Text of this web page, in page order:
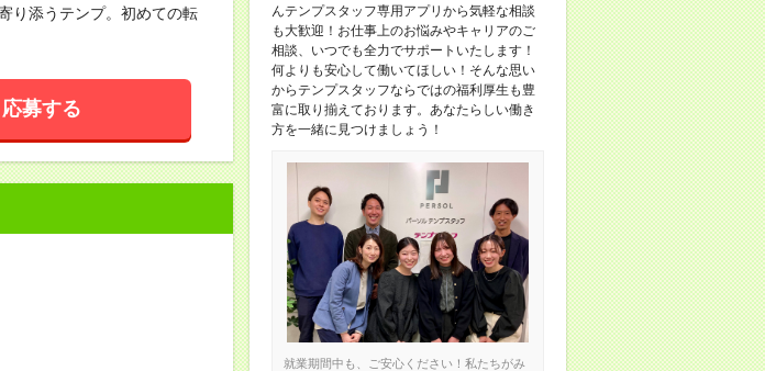
り添うテンプ。初めての転
応募する
んテンプスタッフ専用アプリから気軽な相談
も大歓迎！お仕事上のお悩みやキャリアのご
相談、いつでも全力でサポートいたします！
何よりも安心して働いてほしい！そんな思い
からテンプスタッフならではの福利厚生も豊
富に取り揃えております。あなたらしい働き
方を一緒に見つけましょう！
就業期間中も、ご安心ください！私たちがみ